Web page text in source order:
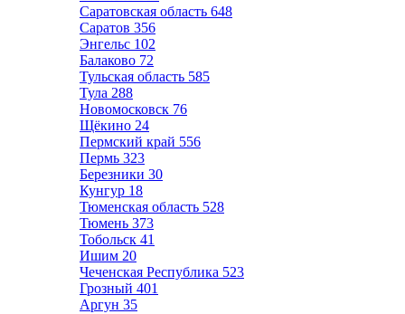
Саратовская область 648
Саратов 356
Энгельс 102
Балаково 72
Тульская область 585
Тула 288
Новомосковск 76
Щёкино 24
Пермский край 556
Пермь 323
Березники 30
Кунгур 18
Тюменская область 528
Тюмень 373
Тобольск 41
Ишим 20
Чеченская Республика 523
Грозный 401
Аргун 35